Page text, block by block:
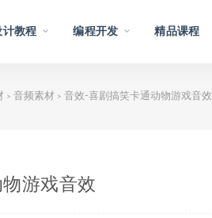
计教程 编程开发 精品课程
> 音频素材 > 音效-喜剧搞笑卡通动物游戏音效
游戏音效